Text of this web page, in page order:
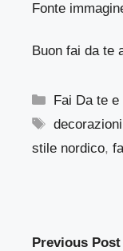
Fonte
Buon fai da te
Categorie
Fai Da te
Tag
stile nordico,
Previous Post